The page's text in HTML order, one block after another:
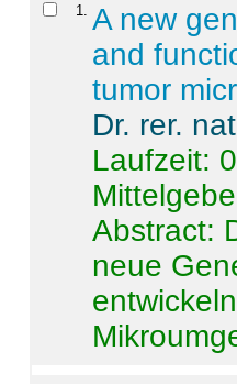
1
A new
and
tumor
Dr. rer.
Laufzeit:
Abstract:
neue